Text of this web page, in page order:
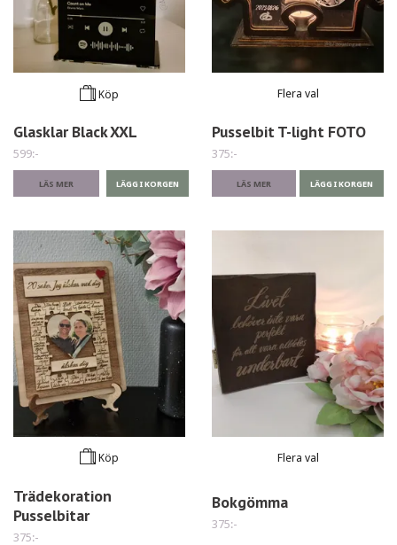
Köp
Glasklar Black XXL
599:-
LÄS MER
Flera val
Pusselbit T-light FOTO
375:-
LÄS MER LÄGG I KORGEN
Köp
Trädekoration
Pusselbitar
375:-
Flera val
Bokgömma
375:-